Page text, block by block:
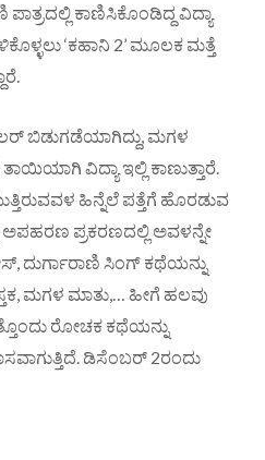
ಪಾತ್ರದಲ್ಲಿ ಕಾಣಿಸಿಕೊಂಡಿದ್ದ ವಿದ್ಯಾ
‘ಕಹಾನಿ 2’ ಮೂಲಕ ಮತ್ತೆ
ಬಿಡುಗಡೆಯಾಗಿದ್ದು, ಮಗಳ
ವಿದ್ಯಾ ಇಲ್ಲಿ ಕಾಣುತ್ತಾರೆ.
ಹಿನ್ನೆಲೆ ಪತ್ತೆಗೆ ಹೊರಡುವ
ಪ್ರಕರಣದಲ್ಲಿ ಅವಳನ್ನೇ
ದುರ್ಗಾರಾಣಿ ಸಿಂಗ್‌ ಕಥೆಯನ್ನು
ಮಗಳ ಮಾತು,… ಹೀಗೆ ಹಲವು
ರೋಚಕ ಕಥೆಯನ್ನು
ಡಿಸೆಂಬರ್‌ 2ರಂದು